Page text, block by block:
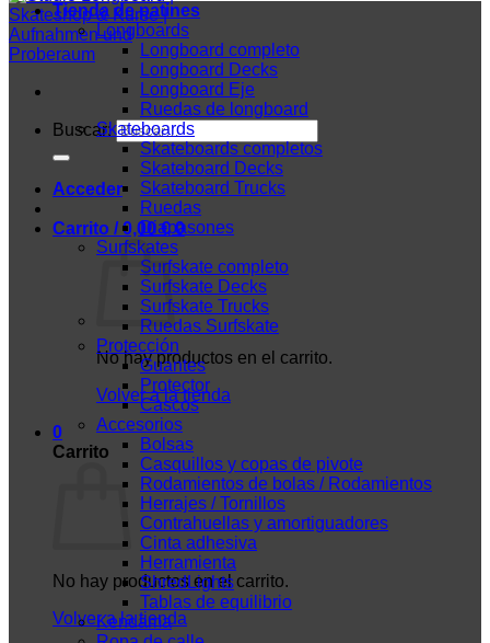
Buscar:
Acceder
Carrito /0,00€ 0
No hay productos en el carrito.
Volver a la tienda
0
Carrito
No hay productos en el carrito.
Volver a la tienda
Tienda de patines
Longboards
Longboard completo
Longboard Decks
Longboard Eje
Ruedas de longboard
Skateboards
Skateboards completos
Skateboard Decks
Skateboard Trucks
Ruedas
Diapasones
Surfskates
Surfskate completo
Surfskate Decks
Surfskate Trucks
Ruedas Surfskate
Protección
Guantes
Protector
Cascos
Accesorios
Bolsas
Casquillos y copas de pivote
Rodamientos de bolas / Rodamientos
Herrajes / Tornillos
Contrahuellas y amortiguadores
Cinta adhesiva
Herramienta
ShredLights
Tablas de equilibrio
Kendama